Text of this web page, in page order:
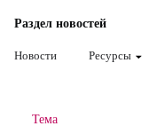
Раздел новостей
Новости Ресурсы
Тема